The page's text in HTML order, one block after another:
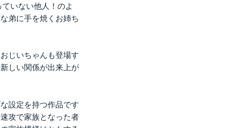
いない他人！のよ
弟に手を焼くお姉ち
じいちゃんも登場す
しい関係が出来上が
設定を持つ作品です
攻で家族となった者